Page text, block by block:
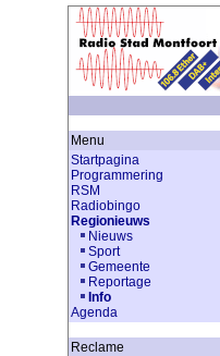
Menu
Startpagina
Programmering
RSM
Radiobingo
Regionieuws
Nieuws
Sport
Gemeente
Reportage
Info
Agenda
Reclame